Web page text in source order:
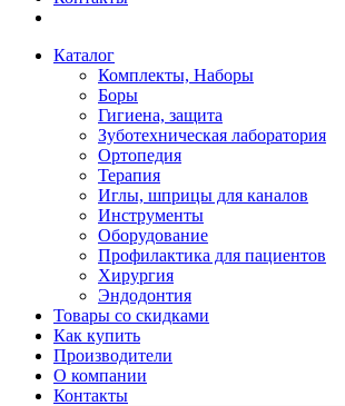
Каталог
Комплекты, Наборы
Боры
Гигиена, защита
Зуботехническая лаборатория
Ортопедия
Терапия
Иглы, шприцы для каналов
Инструменты
Оборудование
Профилактика для пациентов
Хирургия
Эндодонтия
Товары со скидками
Как купить
Производители
О компании
Контакты